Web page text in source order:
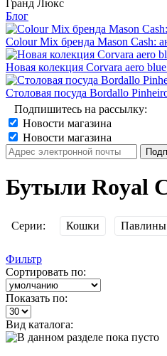
Гранд Люкс
Блог
Colour Mix бренда Mason Cash:
Новая колекция Corvara aero
Столовая посуда Bordallo
Подпишитесь на рассылку:
Новости магазина
Новости магазина
Бутыли Royal
Серии: Кошки Павлины
Фильтр
Сортировать по:
Показать по:
Вид каталога: